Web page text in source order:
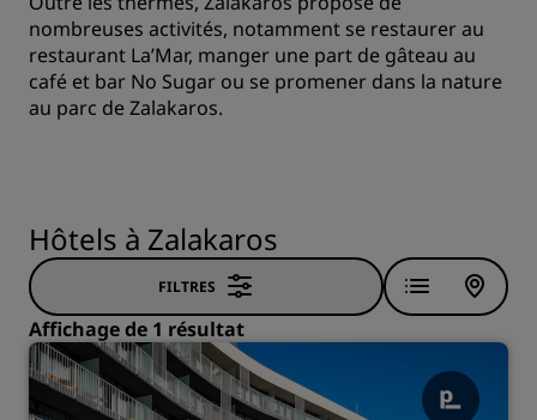
nombreuses activités, notamment se restaurer au
restaurant La’Mar, manger une part de gâteau au
café et bar No Sugar ou se promener dans la nature
au parc de Zalakaros.
Hôtels à Zalakaros
FILTRES
Affichage de 1 résultat